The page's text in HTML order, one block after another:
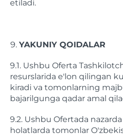
etiladi.
YAKUNIY QOIDALAR
9.1. Ushbu Oferta
resurslarida e'lon qilingan
kiradi va tomonlarning
bajarilgunga qadar amal
9.2. Ushbu Ofertada
holatlarda tomonlar